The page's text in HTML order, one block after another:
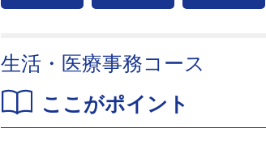
生活・医療事務コース
ここがポイント